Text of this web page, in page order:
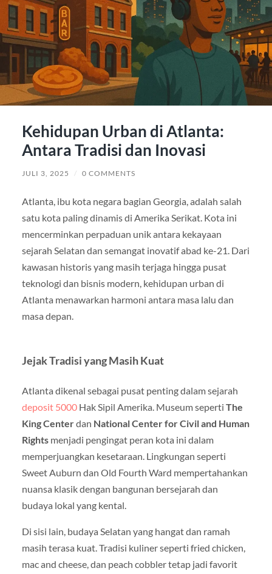
Kehidupan Urban di Atlanta:
Antara Tradisi dan Inovasi
JULI 3, 2025 / 0 COMMENTS
Atlanta, ibu kota negara bagian Georgia, adalah salah
satu kota paling dinamis di Amerika Serikat. Kota ini
mencerminkan perpaduan unik antara kekayaan
sejarah Selatan dan semangat inovatif abad ke-21. Dari
kawasan historis yang masih terjaga hingga pusat
teknologi dan bisnis modern, kehidupan urban di
Atlanta menawarkan harmoni antara masa lalu dan
masa depan.
Jejak Tradisi yang Masih Kuat
Atlanta dikenal sebagai pusat penting dalam sejarah
deposit 5000Hak Sipil Amerika. Museum seperti The
King Centerdan National Center for Civil and Human
Rightsmenjadi pengingat peran kota ini dalam
memperjuangkan kesetaraan. Lingkungan seperti
Sweet Auburn dan Old Fourth Ward mempertahankan
nuansa klasik dengan bangunan bersejarah dan
budaya lokal yang kental.
Di sisi lain, budaya Selatan yang hangat dan ramah
masih terasa kuat. Tradisi kuliner seperti fried chicken,
mac and cheese, dan peach cobbler tetap jadi favorit